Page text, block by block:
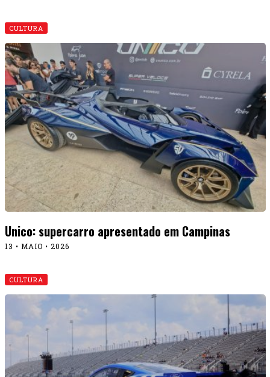
CULTURA
Unico: supercarro apresentado em Campinas
13 • MAIO • 2026
CULTURA